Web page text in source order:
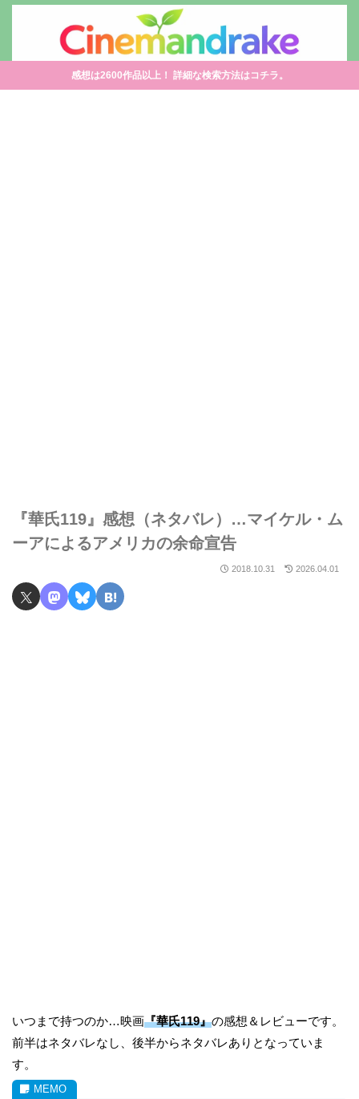
感想は2600作品以上！ 詳細な検索方法はコチラ。
『華氏119』感想（ネタバレ）…マイケル・ム
ーアによるアメリカの余命宣告
2018.10.31 2026.04.01
いつまで持つのか…映画『華氏119』の感想＆レビューです。
前半はネタバレなし、後半からネタバレありとなっていま
す。